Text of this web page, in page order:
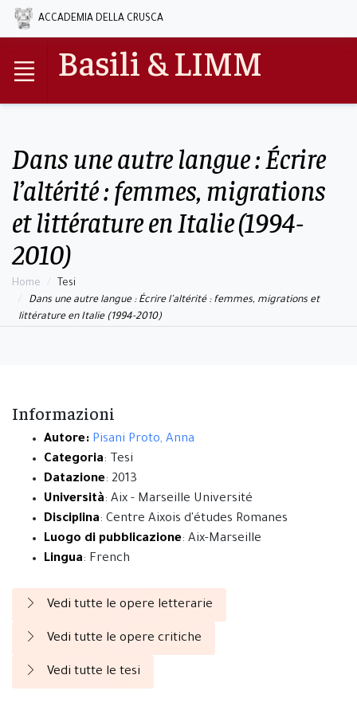
ACCADEMIA DELLA CRUSCA
Basili & LIMM
Dans une autre langue : Écrire
l’altérité : femmes, migrations
et littérature en Italie (1994-
2010)
Home
Tesi
Dans une autre langue : Écrire l’altérité : femmes, migrations et
littérature en Italie (1994-2010)
Informazioni
Autore: Pisani Proto, Anna
Categoria: Tesi
Datazione: 2013
Università: Aix - Marseille Université
Disciplina: Centre Aixois d'études Romanes
Luogo di pubblicazione: Aix-Marseille
Lingua: French
Vedi tutte le opere letterarie
Vedi tutte le opere critiche
Vedi tutte le tesi